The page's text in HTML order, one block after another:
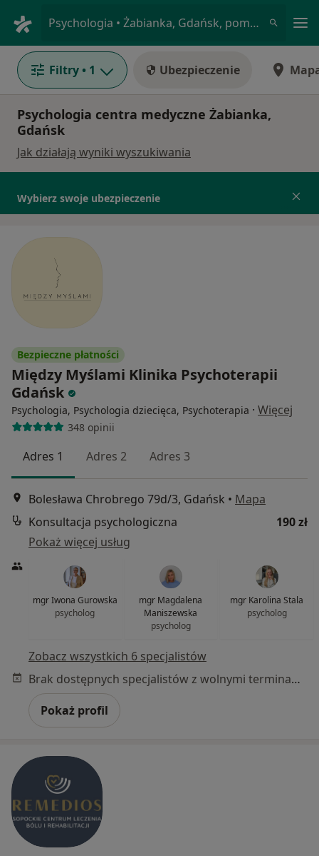
Psychologia • Żabianka, Gdańsk, pomorskie
Filtry • 1 Ubezpieczenie
Psychologia centra medyczne Żabianka,
Gdańsk
Jak działają wyniki wyszukiwania
Wybierz swoje ubezpieczenie
Bezpieczne płatności
Między Myślami Klinika Psychoterapii
Gdańsk
Psychologia, Psychologia dziecięca, Psychoterapia · Więcej
348 opinii
Adres 1 Adres 2 Adres 3
Bolesława Chrobrego 79d/3, Gdańsk • Mapa
Konsultacja psychologiczna
190 zł
Pokaż więcej usług
mgr Iwona Gurowska
psycholog
mgr Magdalena
Maniszewska
psycholog
mgr Karolina Stala
psycholog
Zobacz wszystkich 6 specjalistów
Brak dostępnych specjalistów z wolnymi terminami w tym centrum medycznym.
Pokaż profil